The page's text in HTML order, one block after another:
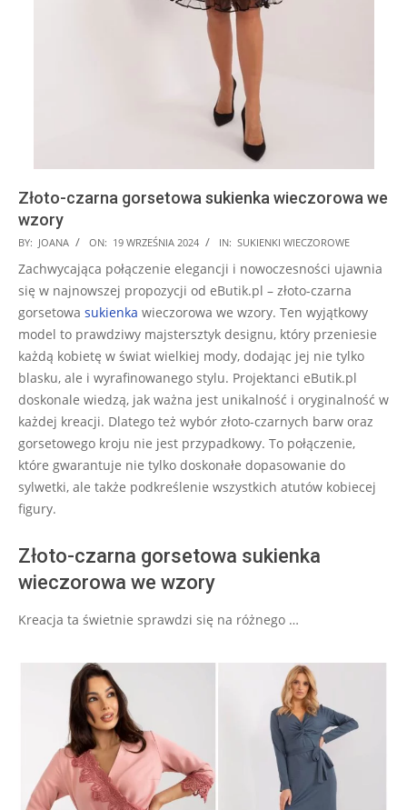
Złoto-czarna gorsetowa sukienka wieczorowa we
wzory
2024-
09-
19
BY: JOANA ON: 19 WRZEŚNIA 2024 IN: SUKIENKI WIECZOROWE
Zachwycająca połączenie elegancji i nowoczesności ujawnia
się w najnowszej propozycji od eButik.pl – złoto-czarna
gorsetowa sukienka wieczorowa we wzory. Ten wyjątkowy
model to prawdziwy majstersztyk designu, który przeniesie
każdą kobietę w świat wielkiej mody, dodając jej nie tylko
blasku, ale i wyrafinowanego stylu. Projektanci eButik.pl
doskonale wiedzą, jak ważna jest unikalność i oryginalność w
każdej kreacji. Dlatego też wybór złoto-czarnych barw oraz
gorsetowego kroju nie jest przypadkowy. To połączenie,
które gwarantuje nie tylko doskonałe dopasowanie do
sylwetki, ale także podkreślenie wszystkich atutów kobiecej
figury.
Złoto-czarna gorsetowa sukienka
wieczorowa we wzory
Kreacja ta świetnie sprawdzi się na różnego …